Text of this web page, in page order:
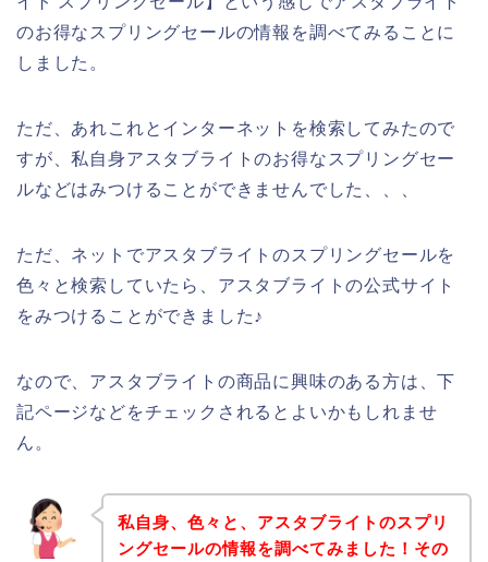
のお得なスプリングセールの情報を調べてみることに
しました。
ただ、あれこれとインターネットを検索してみたので
すが、私自身アスタブライトのお得なスプリングセー
ルなどはみつけることができませんでした、、、
ただ、ネットでアスタブライトのスプリングセールを
色々と検索していたら、アスタブライトの公式サイト
をみつけることができました♪
なので、アスタブライトの商品に興味のある方は、下
記ページなどをチェックされるとよいかもしれませ
ん。
私自身、色々と、アスタブライトのスプリ
ングセールの情報を調べてみました！その